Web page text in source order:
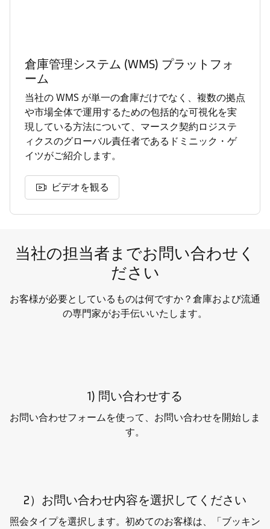
倉庫管理システム (WMS) プラットフォ
ーム
当社の WMS が単一の倉庫だけでなく、複数の拠点
や市場全体で運用するための包括的な可視化を実
現している方法について、マースク契約ロジステ
ィクスのグローバル責任者であるドミニック・ゲ
イツがご紹介します。
ビデオを観る
当社の担当者までお問い合わせく
ださい
お客様が必要としているものは何ですか？倉庫および流通
の専門家がお手伝いいたします。
1) 問い合わせする
お問い合わせフォームを使って、お問い合わせを開始しま
す。
2）お問い合わせ内容を選択してください
照会タイプを選択します。初めてのお客様は、「ブッキン